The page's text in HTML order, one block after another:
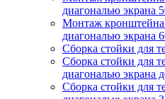
диагональю экрана
Монтаж
диагональю экрана
Сборка стойки для
Сборка стойки для
диагональю экрана
Сборка стойки для